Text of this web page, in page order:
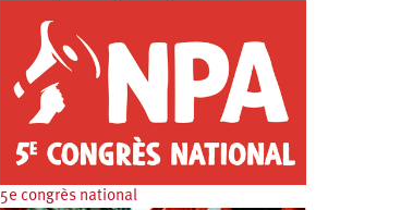
5e congrès national